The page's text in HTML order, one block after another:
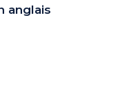
anglais